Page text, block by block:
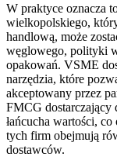
W praktyce oznacza
wielkopolskiego,
handlową, może
węglowego, polityki
opakowań. VSME
narzędzia, które
akceptowany przez
FMCG dostarczający
łańcucha wartości,
tych firm obejmują
dostawców.